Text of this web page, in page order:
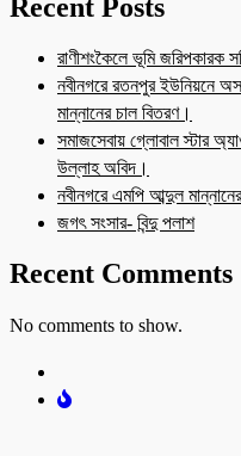
Recent Posts
রাণীশংকৈলে ভূমি জরিপকারক
নবীনগরে রতনপুর ইউনিয়নে
মান্নানের চাল বিতরণ।
সমাজসেবায় গ্লোবাল স্টার
উল্লাহ অবিদ।
নবীনগরে এমপি আব্দুল
জগৎ সংসার- বিন্দু পলাশ
Recent Comments
No comments to show.